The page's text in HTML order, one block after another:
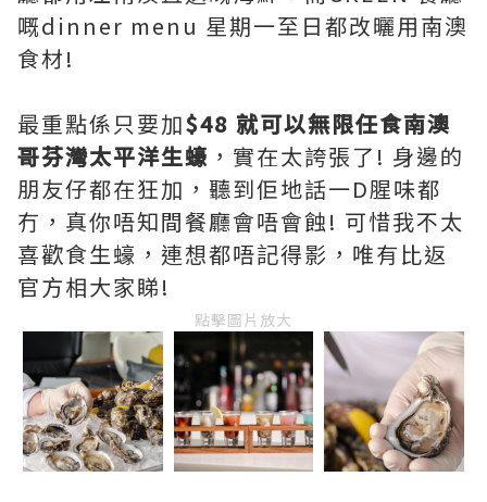
嘅dinner menu 星期一至日都改曬用南澳
食材!
最重點係只要加$48 就可以無限任食南澳
哥芬灣太平洋生蠔 ，實在太誇張了! 身邊的
朋友仔都在狂加，聽到佢地話一D腥味都
冇，真你唔知間餐廳會唔會蝕! 可惜我不太
喜歡食生蠔，連想都唔記得影，唯有比返
官方相大家睇!
點擊圖片放大